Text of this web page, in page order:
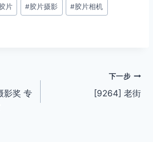
胶片 #胶片摄影 #胶片相机
影奖 专
下一步
[9264] 老街